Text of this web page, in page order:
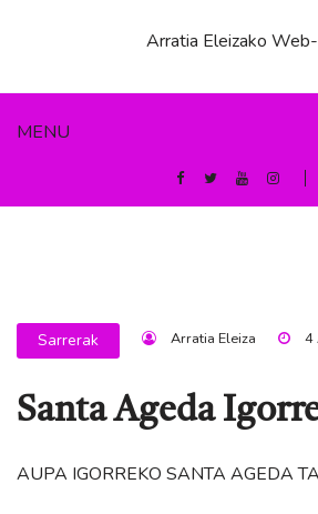
MENU
Arratia Eleizako
Sarrerak Arratia Eleiza 4
Santa Ageda
AUPA IGORREKO SANTA AGEDA